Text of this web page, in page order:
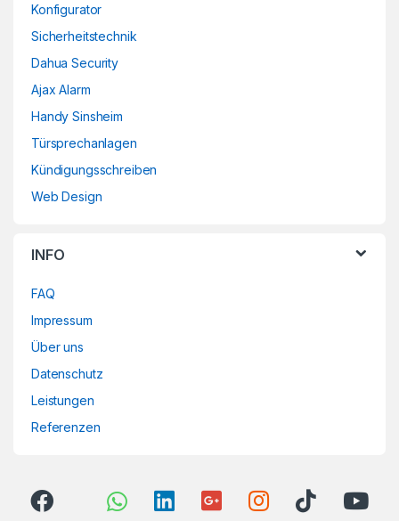
Konfigurator
Sicherheitstechnik
Dahua Security
Ajax Alarm
Handy Sinsheim
Türsprechanlagen
Kündigungsschreiben
Web Design
INFO
FAQ
Impressum
Über uns
Datenschutz
Leistungen
Referenzen